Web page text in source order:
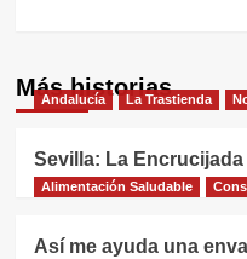
Más historias
Andalucía La Trastienda
Sevilla: La
Alimentación Saludable
Así me ayuda una